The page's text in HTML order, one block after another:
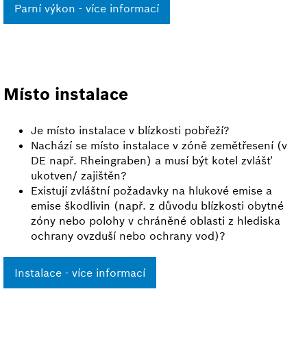
Parní výkon - více informací
Místo instalace
Je místo instalace v blízkosti pobřeží?
Nachází se místo instalace v zóně zemětřesení (v
DE např. Rheingraben) a musí být kotel zvlášť
ukotven/ zajištěn?
Existují zvláštní požadavky na hlukové emise a
emise škodlivin (např. z důvodu blízkosti obytné
zóny nebo polohy v chráněné oblasti z hlediska
ochrany ovzduší nebo ochrany vod)?
Instalace - více informací